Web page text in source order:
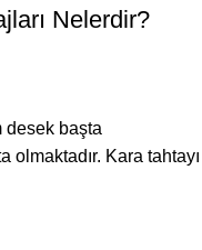
Nelerdir?
desek başta
olmaktadır. Kara tahtayı